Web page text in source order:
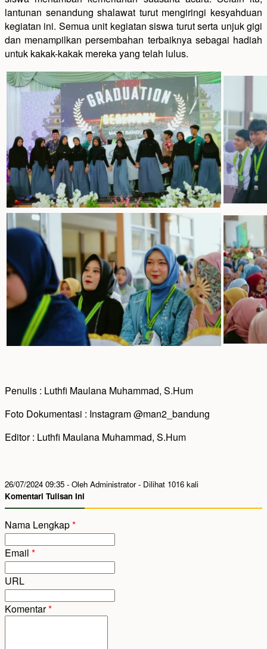
lantunan senandung shalawat turut mengiringi kesyahduan
kegiatan ini. Semua unit kegiatan siswa turut serta unjuk gigi
dan menampilkan persembahan terbaiknya sebagai hadiah
untuk kakak-kakak mereka yang telah lulus.
Penulis : Luthfi Maulana Muhammad, S.Hum
Foto Dokumentasi : Instagram @man2_bandung
Editor : Luthfi Maulana Muhammad, S.Hum
26/07/2024 09:35 - Oleh Administrator - Dilihat 1016 kali
Komentari Tulisan Ini
Nama Lengkap*
Email *
URL
Komentar*